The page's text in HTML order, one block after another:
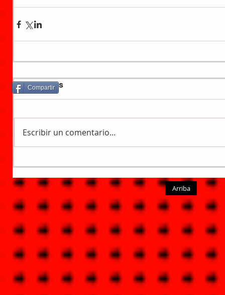
Comentarios
Escribir un comentario...
Arriba
Compartir